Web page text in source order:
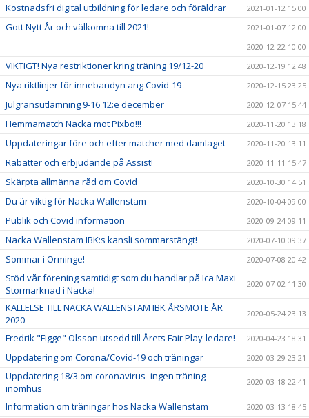
Kostnadsfri digital utbildning för ledare och föräldrar 2021-01-12 15:00
Gott Nytt År och välkomna till 2021!
2021-01-07 12:00
2020-12-22 10:00
VIKTIGT! Nya restriktioner kring träning 19/12-20 2020-12-19 12:48
Nya riktlinjer för innebandyn ang Covid-19 2020-12-15 23:25
Julgransutlämning 9-16 12:e december 2020-12-07 15:44
Hemmamatch Nacka mot Pixbo!!! 2020-11-20 13:18
Uppdateringar före och efter matcher med damlaget 2020-11-20 13:11
Rabatter och erbjudande på Assist! 2020-11-11 15:47
Skärpta allmänna råd om Covid 2020-10-30 14:51
Du är viktig för Nacka Wallenstam 2020-10-04 09:00
Publik och Covid information 2020-09-24 09:11
Nacka Wallenstam IBK:s kansli sommarstängt! 2020-07-10 09:37
Sommar i Orminge! 2020-07-08 20:42
Stöd vår förening samtidigt som du handlar på Ica Maxi
Stormarknad i Nacka!
2020-07-02 11:30
KALLELSE TILL NACKA WALLENSTAM IBK ÅRSMÖTE ÅR
2020
2020-05-24 23:13
Fredrik "Figge" Olsson utsedd till Årets Fair Play-ledare! 2020-04-23 18:31
Uppdatering om Corona/Covid-19 och träningar 2020-03-29 23:21
Uppdatering 18/3 om coronavirus- ingen träning
inomhus
2020-03-18 22:41
Information om träningar hos Nacka Wallenstam 2020-03-13 18:45